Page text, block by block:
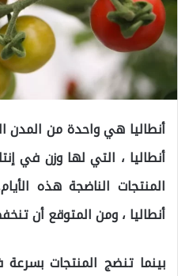
أنطاليا هي واحدة من المدن
أنطاليا ، التي لها وزن في
المنتجات الناضجة هذه
أنطاليا ، ومن المتوقع أن
بينما تنضج المنتجات بسرعة